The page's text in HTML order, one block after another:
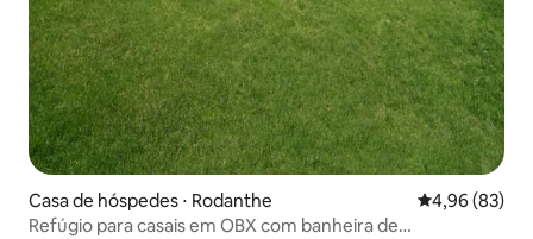
Casa de hóspedes ⋅ Rodanthe 4,96 de uma
4,96 (83)
Refúgio para casais em OBX com banheira de